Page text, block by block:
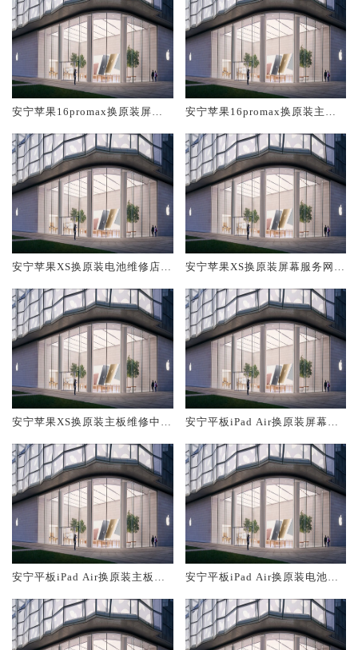
安宁苹果16promax换原装屏幕
安宁苹果16promax换原装主板
安宁苹果XS换原装电池维修店大
安宁苹果XS换原装屏幕服务网点
安宁苹果XS换原装主板维修中心
安宁平板iPad Air换原装屏幕服
安宁平板iPad Air换原装主板维
安宁平板iPad Air换原装电池维